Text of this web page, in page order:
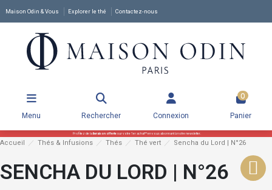
Maison Odin & Vous Explorer le thé Contactez-nous
Menu Rechercher Connexion
0
Panier
Profitez de la livraison offertesur votre 1er achat** en vous abonnant à notre newsletter.
Accueil Thés & Infusions Thés Thé vert Sencha du Lord | N°26
SENCHA DU LORD | N°26